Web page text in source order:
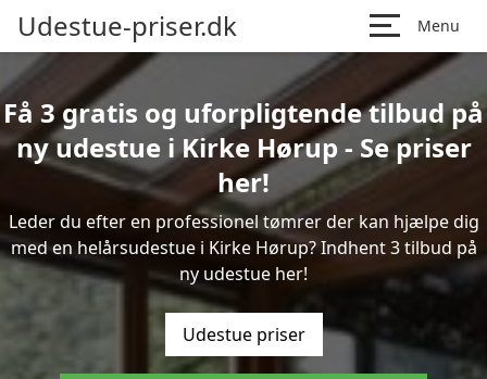
Udestue-priser.dk Menu
Få 3 gratis og uforpligtende tilbud på
ny udestue i Kirke Hørup - Se priser
her!
Leder du efter en professionel tømrer der kan hjælpe dig
med en helårsudestue i Kirke Hørup? Indhent 3 tilbud på
ny udestue her!
Udestue priser